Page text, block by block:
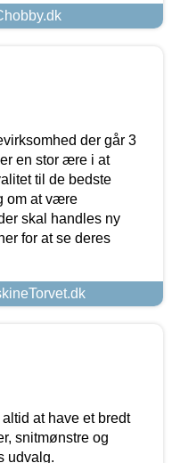
der går 3
en stor ære i at
til de bedste
om at være
skal handles ny
for at se deres
at have et bredt
snitmønstre og
udvalg.